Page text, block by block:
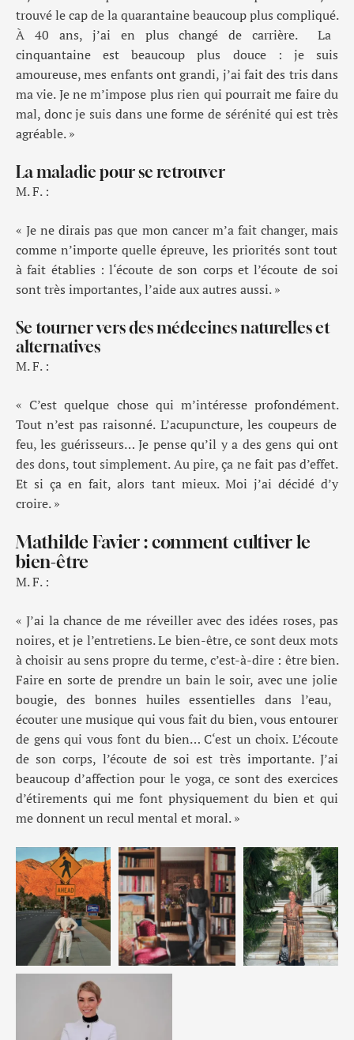
trouvé le cap de la quarantaine beaucoup plus compliqué.
À 40 ans, j’ai en plus changé de carrière.La
cinquantaine estbeaucoup plus douce: je suis
amoureuse, mes enfants ont grandi, j’ai fait des tris dans
ma vie.Je ne m’impose plus rien qui pourrait me faire du
mal, donc je suis dans une forme de sérénité qui est très
agréable. »
La maladie pour se retrouver
M. F. :
« Jenedirais pas que mon cancerm’a fait changer, mais
comme n’importe quelle épreuve, les priorités sont tout
à fait établies : l‘écoute de son corps etl’écoute de soi
sonttrès importantes, l’aide aux autres aussi. »
Se tourner vers des médecines naturelles et
alternatives
M. F. :
« C’est quelque chose qui m’intéresse profondément.
Tout n’est pas raisonné.L’acupuncture, les coupeurs de
feu, les guérisseurs…Je pense qu’il y a des gens qui ont
des dons, tout simplement. Au pire, ça ne fait pas d’effet.
Et si çaen fait, alors tant mieux. Moi j’ai décidé d’y
croire. »
Mathilde Favier : comment cultiver le
bien-être
M. F. :
« J’ai la chance de me réveiller avec des idées roses,pas
noires, et je l’entretiens. Le bien-être, ce sont deux mots
à choisir au sens propre du terme, c’est-à-dire : être bien.
Faire en sorte de prendre un bain le soir, avec une jolie
bougie, des bonnes huiles essentielles dans l’eau,
écouter une musique qui vous fait du bien, vous entourer
de gens qui vous font du bien… C‘est un choix.L’écoute
de son corps, l’écoute de soi est très importante.J’ai
beaucoup d’affection pour le yoga,ce sontdes exercices
d’étirements qui me font physiquement du bien et qui
me donnent un recul mental et moral. »